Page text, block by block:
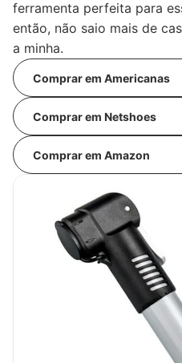
ferramenta perfeita para
então, não saio mais de
a minha.
Comprar em Americanas
Comprar em Netshoes
Comprar em Amazon